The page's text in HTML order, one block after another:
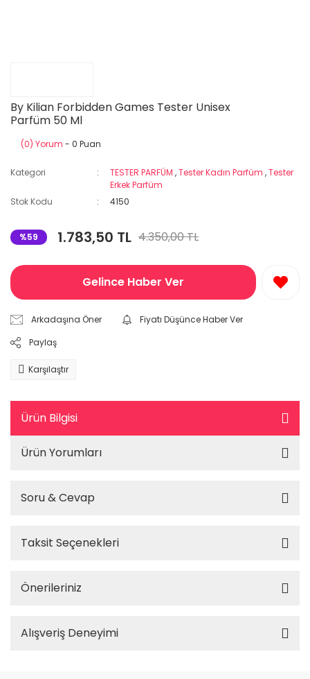
By Kilian Forbidden Games Tester Unisex
Parfüm 50 Ml
(0) Yorum - 0 Puan
Kategori TESTER PARFÜM ,Tester Kadın Parfüm ,Tester
Erkek Parfüm
Stok Kodu
4150
%59 1.783,50 TL 4.350,00 TL
Gelince Haber Ver
Arkadaşına Öner
Fiyatı Düşünce Haber Ver
Paylaş
Karşılaştır
Ürün Bilgisi
Ürün Yorumları
Soru & Cevap
Taksit Seçenekleri
Önerileriniz
Alışveriş Deneyimi